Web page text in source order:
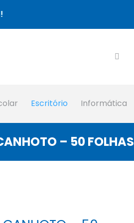
Escritório Informática
– 50 FOLHAS